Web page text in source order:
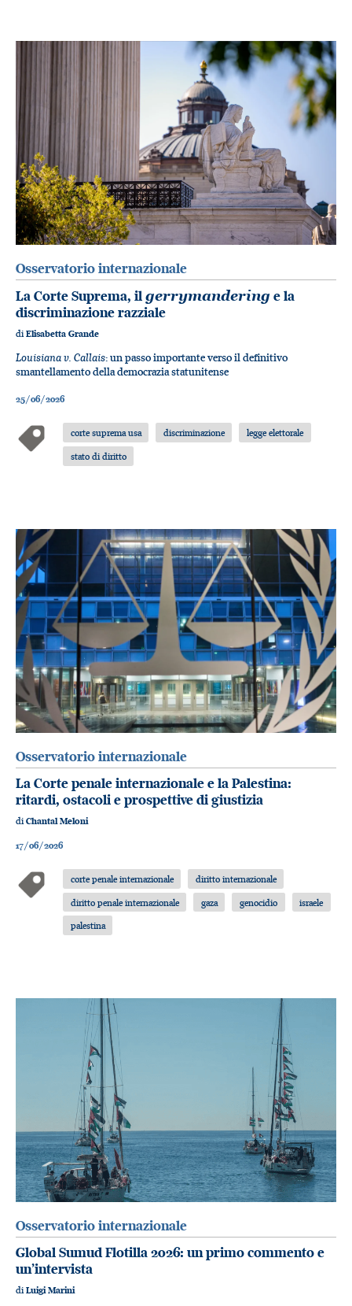
Osservatorio internazionale
La Corte Suprema, ilgerrymandering e la
discriminazione razziale
diElisabetta Grande
Louisiana v. Callais: un passo importante verso il definitivo
smantellamento della democrazia statunitense
25/06/2026
corte suprema usa discriminazione
legge elettorale
stato di diritto
Osservatorio internazionale
La Corte penale internazionale e la Palestina:
ritardi, ostacoli e prospettive di giustizia
di Chantal Meloni
17/06/2026
corte penale internazionale
diritto internazionale
diritto penale internazionale
gaza genocidio
israele
palestina
Osservatorio internazionale
Global Sumud Flotilla 2026: un primo commento e
un’intervista
diLuigi Marini